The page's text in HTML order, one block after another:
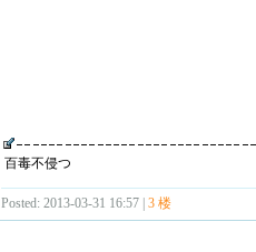
百毒不侵つ
Posted: 2013-03-31 16:57 | 3 楼